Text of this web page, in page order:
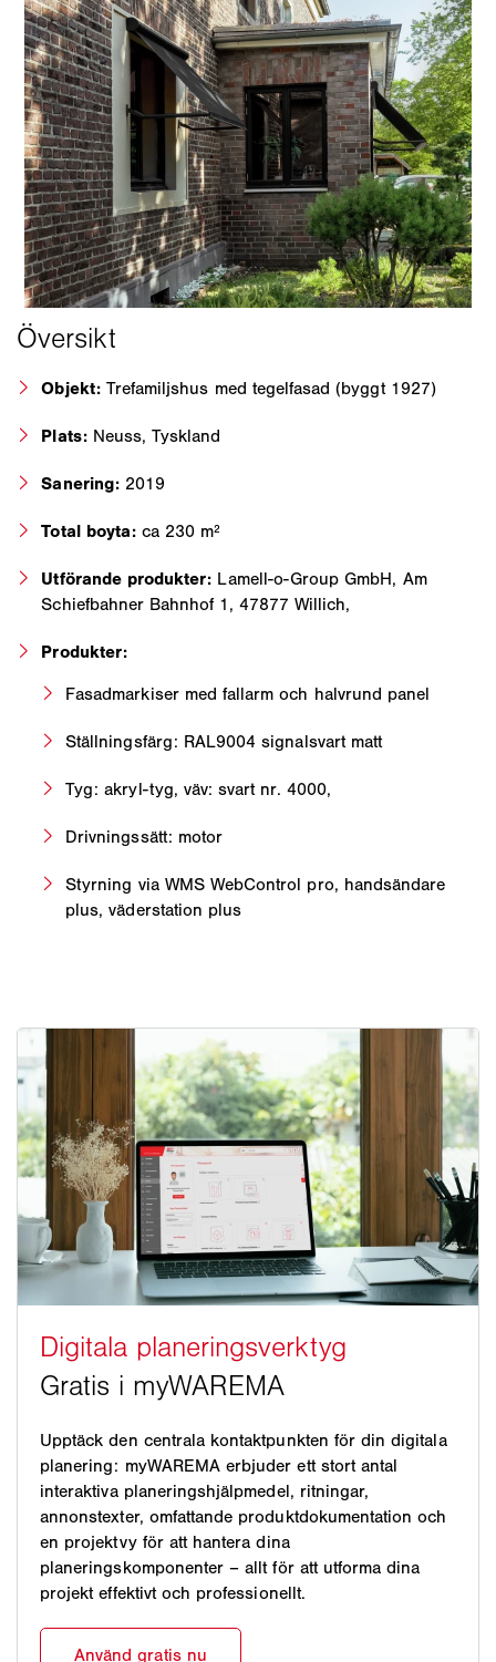
Objekt: Trefamiljshus med tegelfasad (byggt 1927)
Plats: Neuss, Tyskland
Sanering: 2019
Total boyta:ca 230 m²
Utförande produkter: Lamell-o-Group GmbH, Am
Schiefbahner Bahnhof 1, 47877 Willich,
Produkter:
Fasadmarkiser med fallarm och halvrund panel
Ställningsfärg: RAL9004 signalsvart matt
Tyg: akryl-tyg, väv: svart nr. 4000,
Drivningssätt: motor
Styrning via WMS WebControl pro, handsändare
plus, väderstation plus
Upptäck den centrala kontaktpunkten för din digitala
planering: myWAREMA erbjuder ett stort antal
interaktiva planeringshjälpmedel, ritningar,
annonstexter, omfattande produktdokumentation och
en projektvy för att hantera dina
planeringskomponenter – allt för att utforma dina
projekt effektivt och professionellt.